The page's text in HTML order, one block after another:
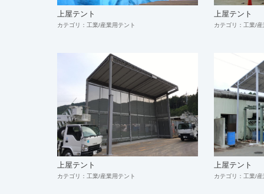
上屋テント
カテゴリ：工業/産業用テント
上屋テント
カテゴリ：工業/
上屋テント
カテゴリ：工業/産業用テント
上屋テント
カテゴリ：工業/